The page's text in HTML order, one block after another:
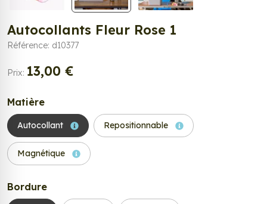
Autocollants Fleur Rose 1
Référence: d10377
Prix: 13,00 €
Matière
Autocollant Repositionnable
Magnétique
Bordure